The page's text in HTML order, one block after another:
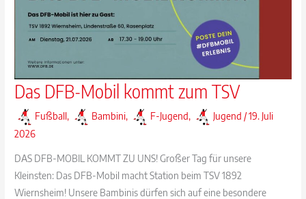
Das DFB-Mobil kommt zum TSV
Fußball, Bambini, F-Jugend, Jugend /19. Juli
2026
DAS DFB-MOBIL KOMMT ZU UNS! Großer Tag für unsere
Kleinsten: Das DFB-Mobil macht Station beim TSV 1892
Wiernsheim! Unsere Bambinis dürfen sich auf eine besondere